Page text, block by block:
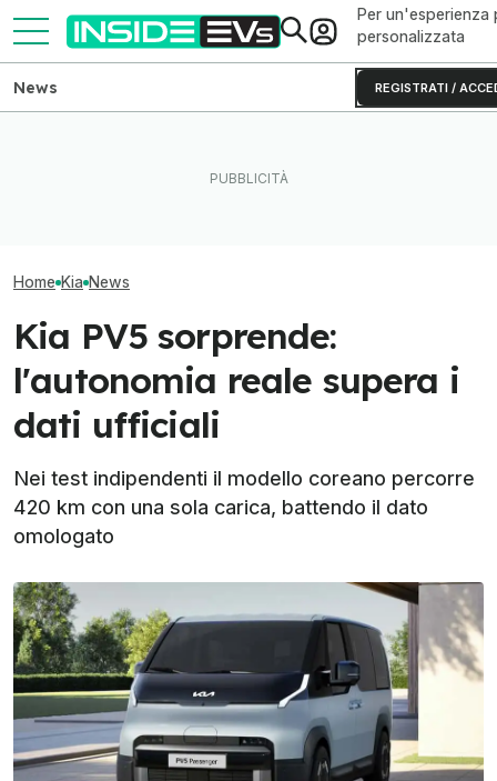
Per un'esperienza
personalizzata
REGISTRATI /
News
Home Kia News
Kia PV5 sorprende:
l'autonomia reale supera i
dati ufficiali
Nei test indipendenti il modello coreano percorre
420 km con una sola carica, battendo il dato
omologato